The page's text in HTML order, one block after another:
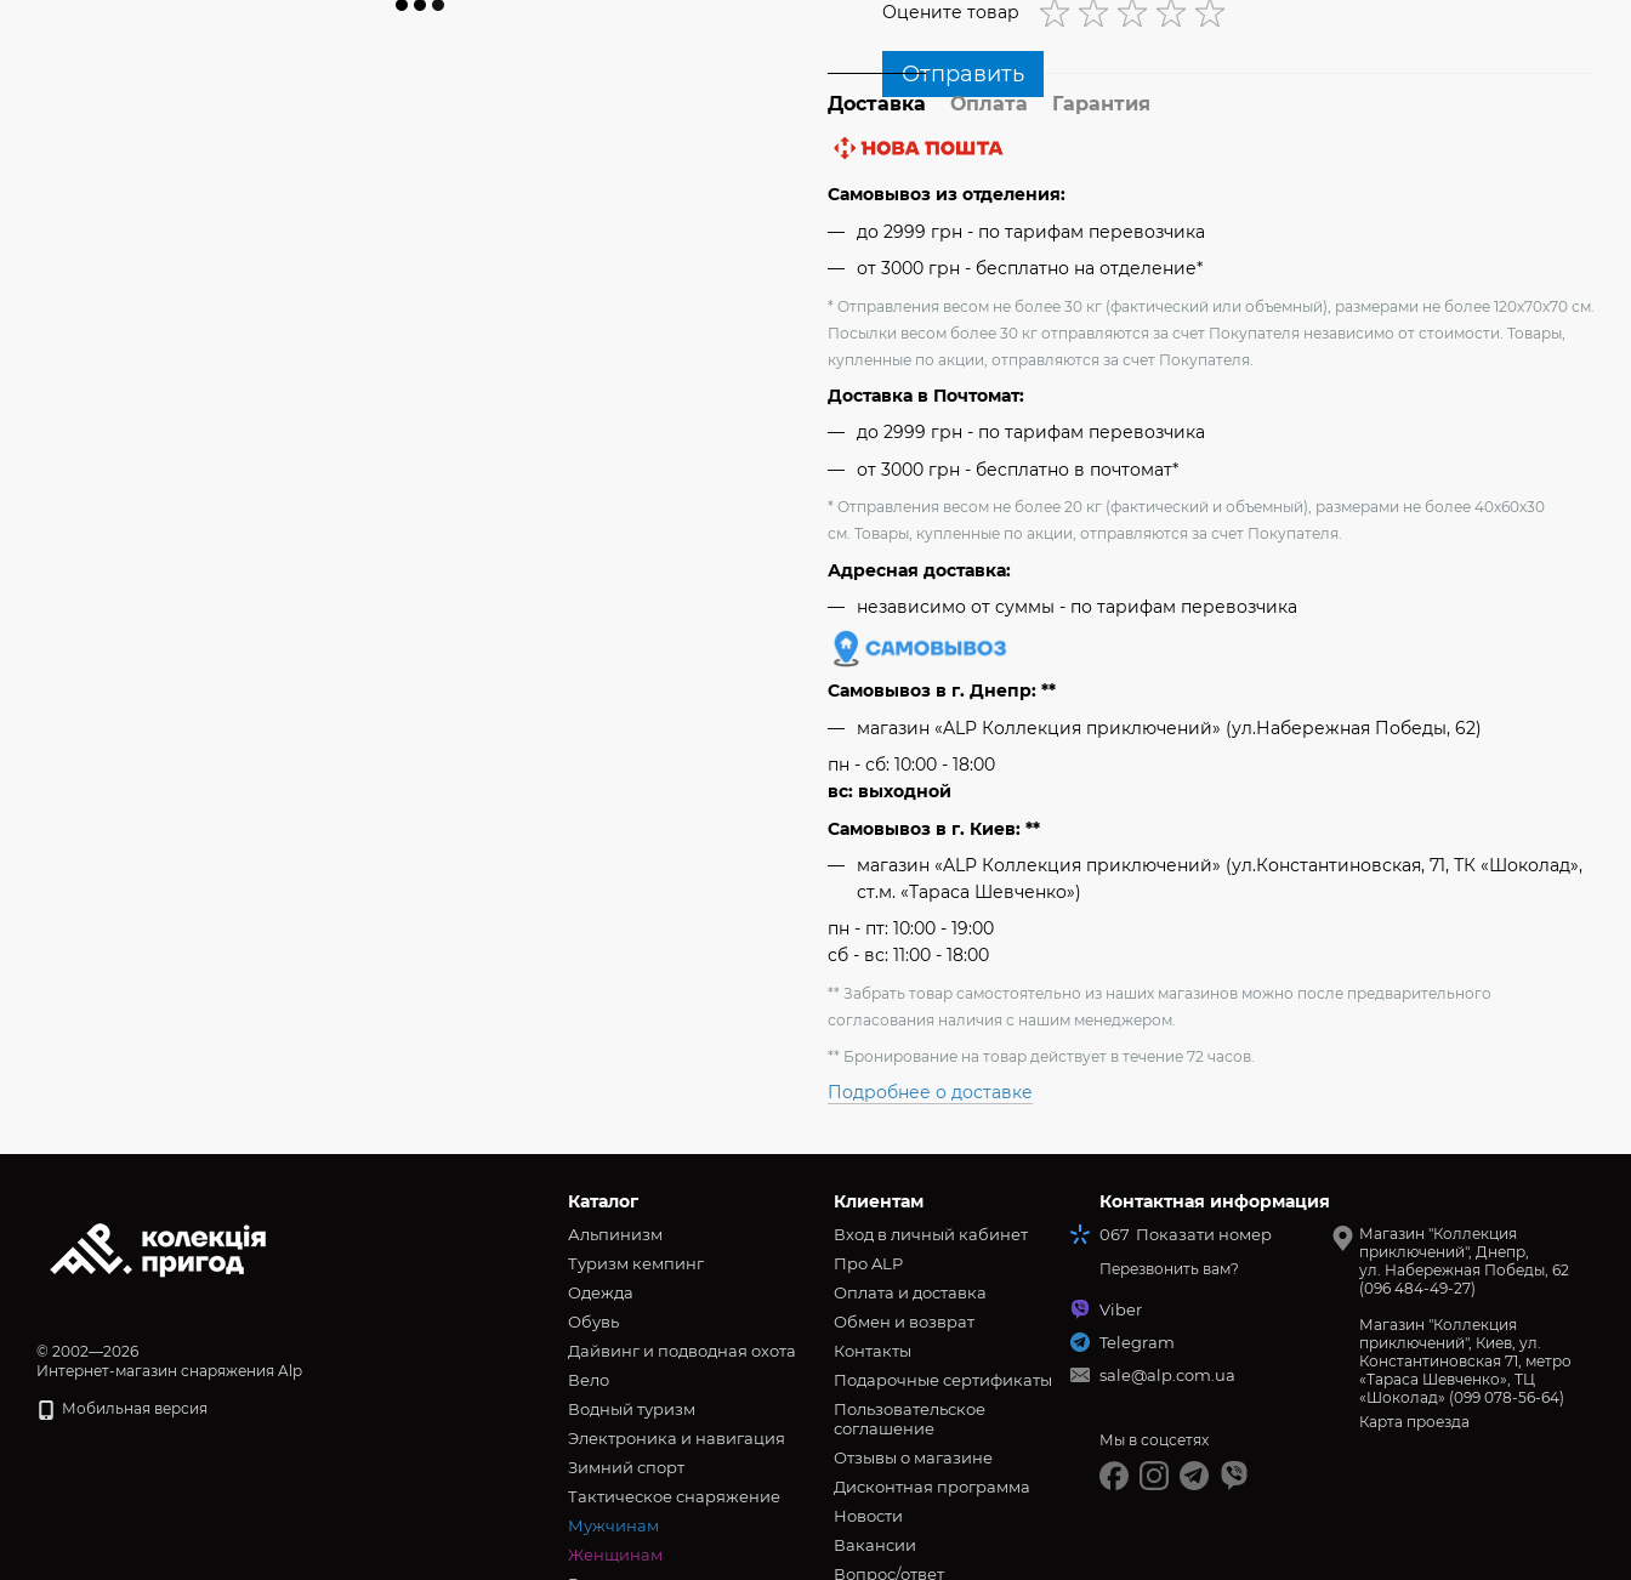
Оцените товар
Отправить
Доставка Оплата Гарантия
Самовывоз из отделения:
до 2999 грн - по тарифам перевозчика
от 3000 грн - бесплатно на отделение*
* Отправления весом не более 30 кг (фактический или объемный), размерами не более 120х70х70 см.
Посылки весом более 30 кг отправляются за счет Покупателя независимо от стоимости. Товары,
купленные по акции, отправляются за счет Покупателя.
Доставка в Почтомат:
до 2999 грн - по тарифам перевозчика
от 3000 грн - бесплатно в почтомат*
* Отправления весом не более 20 кг (фактический и объемный), размерами не более 40х60х30
см. Товары, купленные по акции, отправляются за счет Покупателя.
Адресная доставка:
независимо от cуммы - по тарифам перевозчика
Самовывоз в г. Днепр: **
магазин «ALP Коллекция приключений» (ул.Набережная Победы, 62)
пн - сб: 10:00 - 18:00
вс: выходной
Самовывоз в г. Киев: **
магазин «ALP Коллекция приключений» (ул.Константиновская, 71, ТК «Шоколад»,
ст.м. «Тараса Шевченко»)
пн - пт: 10:00 - 19:00
сб - вс: 11:00 - 18:00
** Забрать товар самостоятельно из наших магазинов можно после предварительного
согласования наличия с нашим менеджером.
** Бронирование на товар действует в течение 72 часов.
Подробнее о доставке
© 2002—2026
Интернет-магазин снаряжения Alp
Мобильная версия
Каталог
Альпинизм
Туризм кемпинг
Oдежда
Обувь
Дайвинг и подводная охота
Вело
Водный туризм
Электроника и навигация
Зимний спорт
Тактическое снаряжение
Мужчинам
Женщинам
Клиентам
Вход в личный кабинет
Про ALP
Оплата и доставка
Обмен и возврат
Контакты
Подарочные сертификаты
Пользовательское
соглашение
Отзывы о магазине
Дисконтная программа
Новости
Вакансии
Вопрос/ответ
Контактная информация
067 Показати номер
Перезвонить вам?
Viber
Telegram
sale@alp.com.ua
Магазин "Коллекция
приключений", Днепр,
ул. Набережная Победы, 62
(096 484-49-27)
Магазин "Коллекция
приключений", Киев, ул.
Константиновская 71, метро
«Тараса Шевченко», ТЦ
«Шоколад» (099 078-56-64)
Карта проезда
Мы в соцсетях